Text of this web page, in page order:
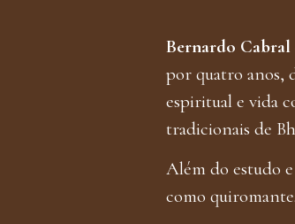
Bernardo Cabral
por quatro anos,
espiritual e vida
tradicionais de
Além do estudo
como quiromante.